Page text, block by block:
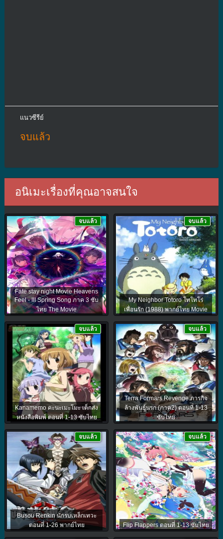
แนวซีรีย์
จบแล้ว
อนิเมะเรื่องที่คุณอาจสนใจ
Fate stay night Movie Heavens
Feel - III Spring Song ภาค 3 ซับ
ไทย The Movie
จบแล้ว
My Neighbor Totoro โทโทโร่
เพื่อนรัก (1988) พากย์ไทย Movie
จบแล้ว
Kanamemo คะนะเมะโมะ เด็กส่ง
หนังสือพิมพ์ ตอนที่ 1-13 ซับไทย
จบแล้ว
Terra Formars Revenge ภารกิจ
ล้างพันธุ์นรก (ภาค2) ตอนที่ 1-13
ซับไทย
จบแล้ว
Busou Renkin นักรบเหล็กเทวะ
ตอนที่ 1-26 พากย์ไทย
จบแล้ว
Flip Flappers ตอนที่ 1-13 ซับไทย
จบแล้ว